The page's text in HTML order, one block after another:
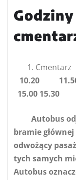
1. Cmentarz
10.20
15.00 15.30
Autobus
bramie
odwożący
tych samych
Autobus